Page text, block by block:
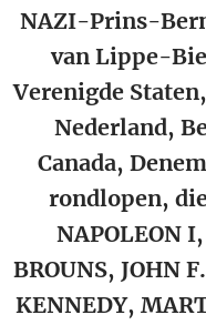
NAZI-Prins-
van Lippe-
Verenigde
Nederland,
Canada,
rondlopen,
NAPOLEON
BROUNS, JOHN
KENNEDY,